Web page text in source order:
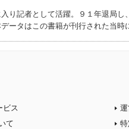
り記者として活躍。９１年退局
ータはこの書籍が刊行された当時
ビス
て